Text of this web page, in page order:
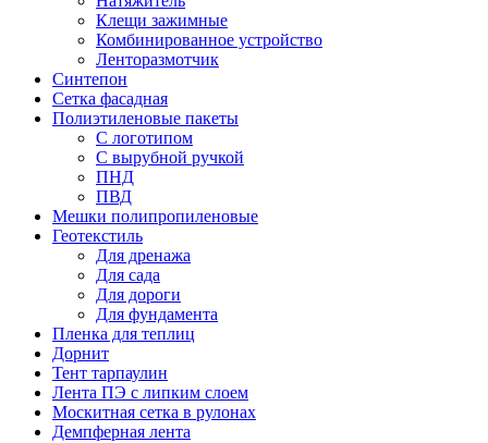
Клещи зажимные
Комбинированное устройство
Ленторазмотчик
Синтепон
Сетка фасадная
Полиэтиленовые пакеты
С логотипом
С вырубной ручкой
ПНД
ПВД
Мешки полипропиленовые
Геотекстиль
Для дренажа
Для сада
Для дороги
Для фундамента
Пленка для теплиц
Дорнит
Тент тарпаулин
Лента ПЭ с липким слоем
Москитная сетка в рулонах
Демпферная лента